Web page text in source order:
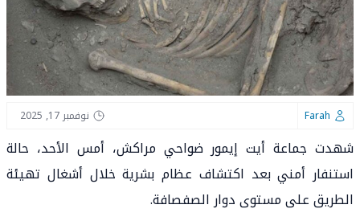
Farah نوفمبر 17, 2025
شهدت جماعة أيت إيمور ضواحي مراكش، أمس الأحد، حالة
استنفار أمني بعد اكتشاف عظام بشرية خلال أشغال تهيئة
الطريق على مستوى دوار الصفصافة.